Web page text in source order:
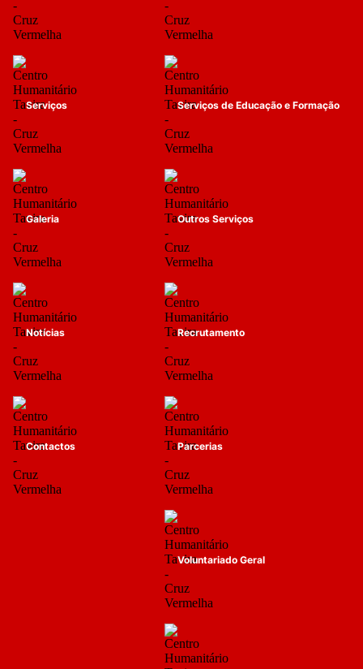
Serviços
Galeria
Notícias
Contactos
Serviços de Educação e Formação
Outros Serviços
Recrutamento
Parcerias
Voluntariado Geral